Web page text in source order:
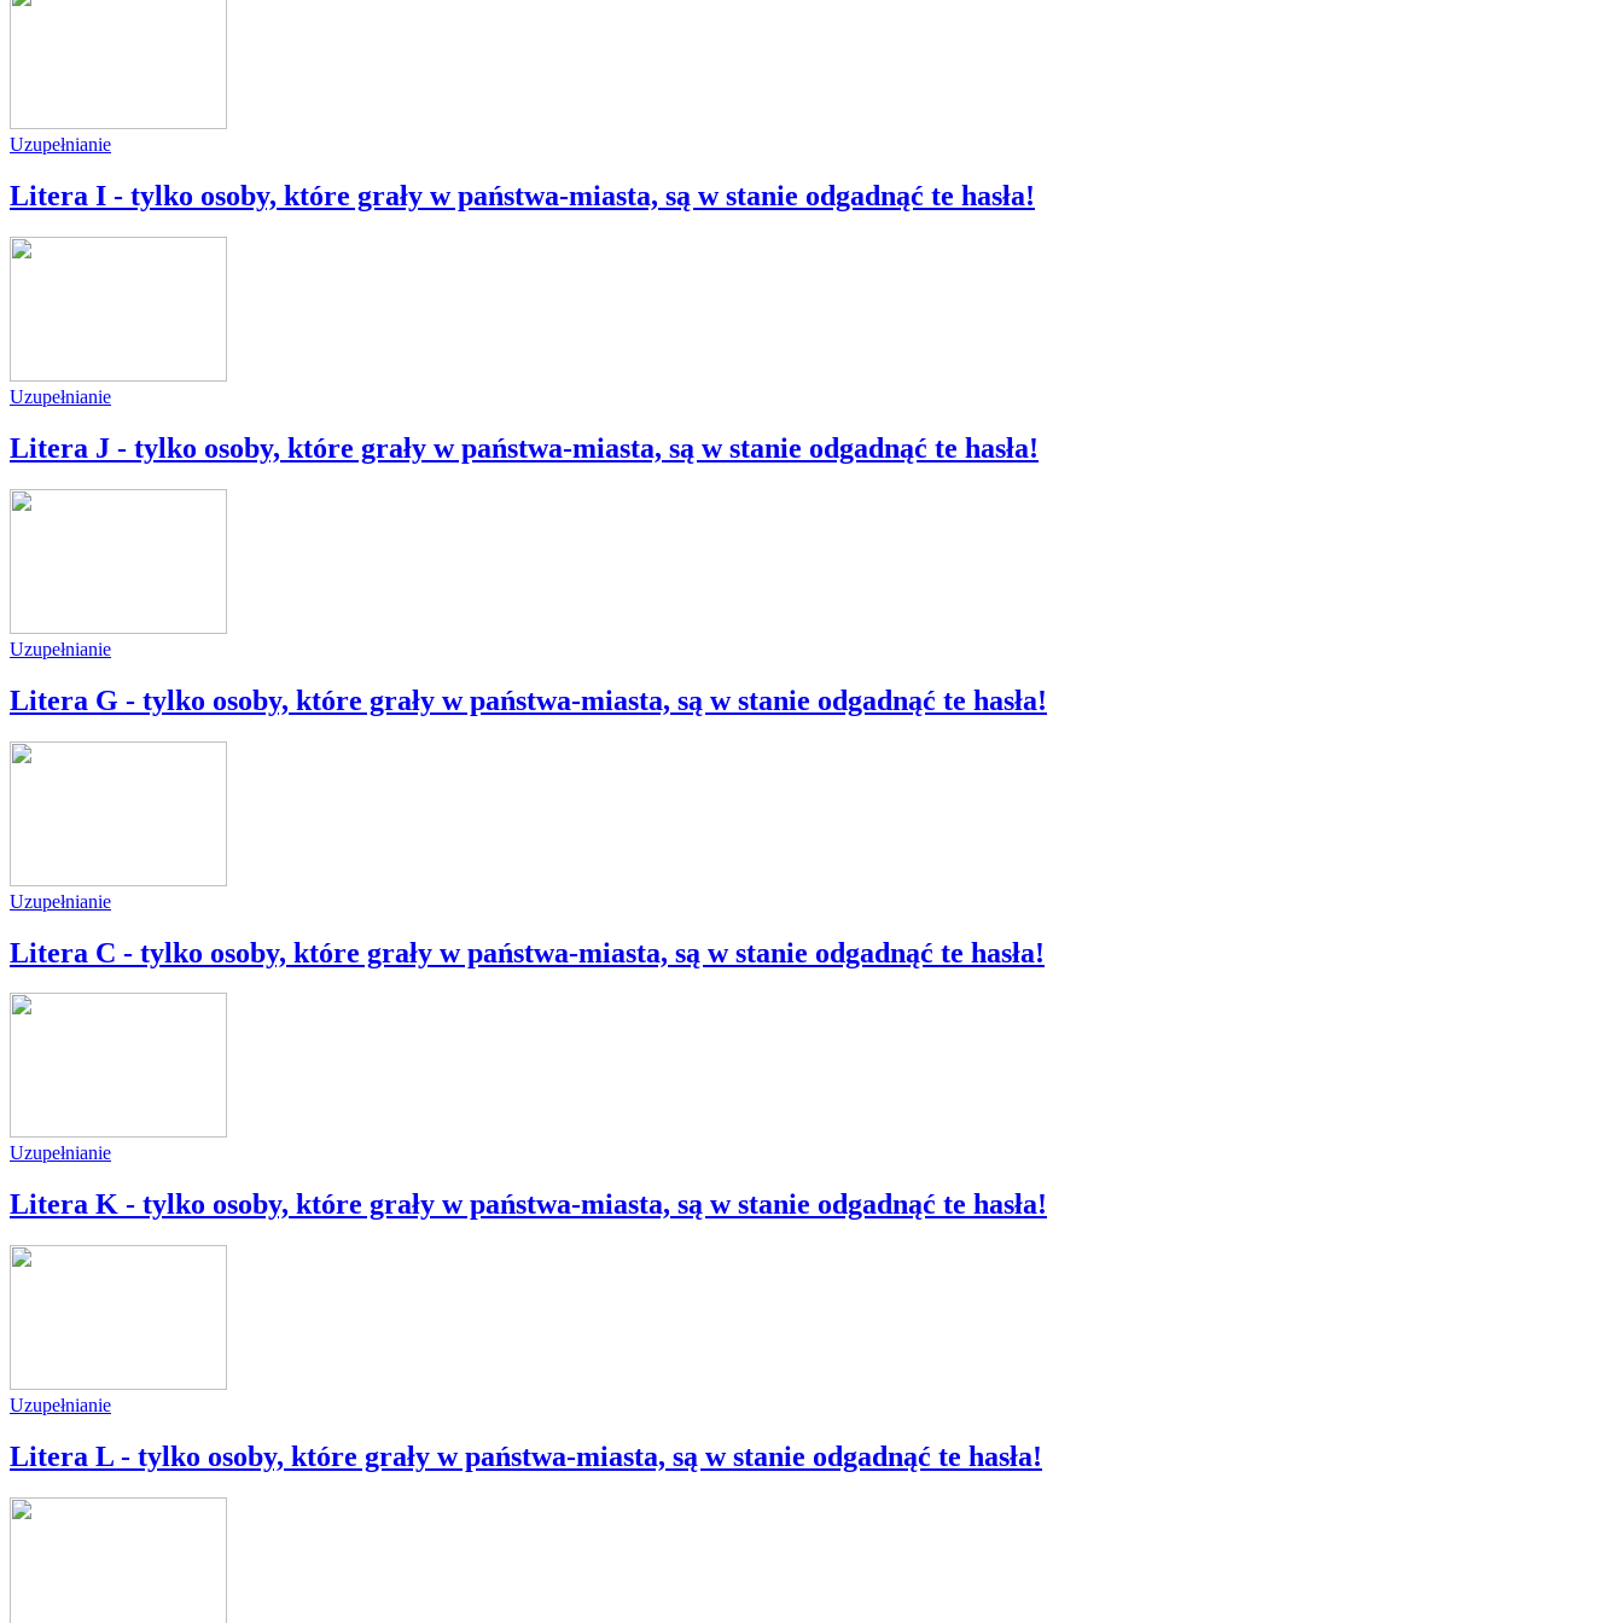
Uzupełnianie
Litera I - tylko osoby, które grały w państwa-miasta, są w stanie odgadnąć te hasła!
Uzupełnianie
Litera J - tylko osoby, które grały w państwa-miasta, są w stanie odgadnąć te hasła!
Uzupełnianie
Litera G - tylko osoby, które grały w państwa-miasta, są w stanie odgadnąć te hasła!
Uzupełnianie
Litera C - tylko osoby, które grały w państwa-miasta, są w stanie odgadnąć te hasła!
Uzupełnianie
Litera K - tylko osoby, które grały w państwa-miasta, są w stanie odgadnąć te hasła!
Uzupełnianie
Litera L - tylko osoby, które grały w państwa-miasta, są w stanie odgadnąć te hasła!